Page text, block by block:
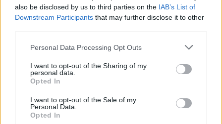
also be disclosed by us to third parties on the IAB’s List of
Downstream Participants that may further disclose it to other
Please note that this website/app uses one or more Google
not limited to your visit or usage behaviour. You may click to
grant or deny consent to Google and its third-party tags to
use your data for below specified purposes in below Google
consent section.
Personal Data Processing Opt Outs
I want to opt-out of the Sharing of my
personal data.
Opted In
I want to opt-out of the Sale of my
Personal Data.
Opted In
non-institutionnelles. Ce mois-ci la prise de liquidité a
davantage caractérisé le comportement des institutions
qui ont ainsi ajouté à leurs positions principales en
actions «